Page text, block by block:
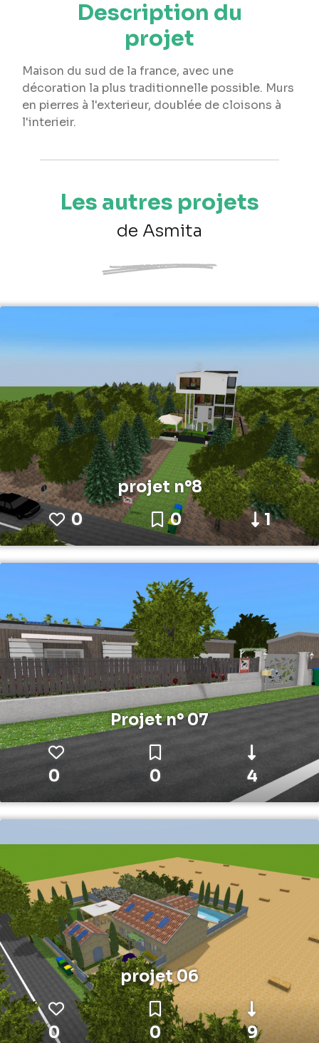
Description du
projet
Maison du sud de la france, avec une
décoration la plus traditionnelle possible. Murs
en pierres à l'exterieur, doublée de cloisons à
l'interieir.
Les autres projets
de Asmita
projet n°8
0
0 1
Projet n° 07
0 0 4
projet 06
0 0 9